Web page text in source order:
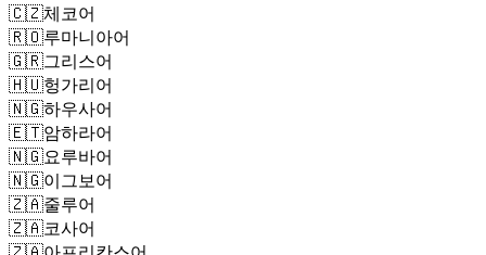
🇨🇿체코어
🇷🇴루마니아어
🇬🇷그리스어
🇭🇺헝가리어
🇳🇬하우사어
🇪🇹암하라어
🇳🇬요루바어
🇳🇬이그보어
🇿🇦줄루어
🇿🇦코사어